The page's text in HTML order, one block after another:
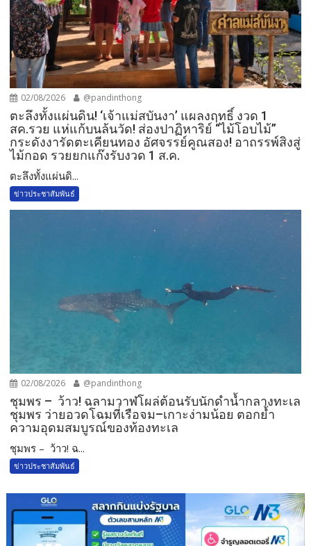
02/08/2026 @pandinthong
ตะลึงทั้งแผ่นดิน! ‘เจ้าแม่สบันงา’ แผลงฤทธิ์ งวด 1
สค.รวย แห่แก้บนล้นวัด!​ ส่องปาฏิหาริย์ “ไม้โอบไม้”
กระดังงารัดตะเคียนทอง อัศจรรย์คูณสอง! อาถรรพ์สิงสู่
ไม้กอด รวยยกแก๊งรับงวด 1 ส.ค.​
​ตะลึงทั้งแผ่นดิ...
ข่าวประชาสัมพันธ์
02/08/2026 @pandinthong
ชุมพร – ว้าว! ฉลามวาฬโผล่ต้อนรับนักดำน้ำกลางทะเล
ชุมพร ว่ายอวดโฉมที่เรือจม–เกาะง่ามน้อย ตอกย้ำ
ความอุดมสมบูรณ์ของท้องทะเล
ชุมพร – ว้าว! ฉ...
ข่าวประชาสัมพันธ์